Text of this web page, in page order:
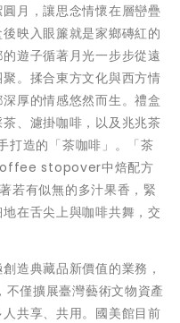
月，讓思念情懷在層巒疊
映入眼簾就是家鄉磚紅的
遊子循著月光一步步從遠
。揉合東方文化與西方情
厚的情感悠然而生。禮盒
、濾掛咖啡，以及兆兆茶
造的「茶咖啡」。「茶
stopover中焙配方
若有似無的多汁果香，緊
在舌尖上與咖啡共舞，交
造典藏品新價值的業務，
僅擴展臺灣藝術文物資產
共享、共用。國美館目前